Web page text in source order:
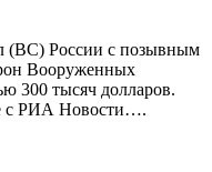
(ВС) России с позывным
Вооруженных
300 тысяч долларов.
с РИА Новости….